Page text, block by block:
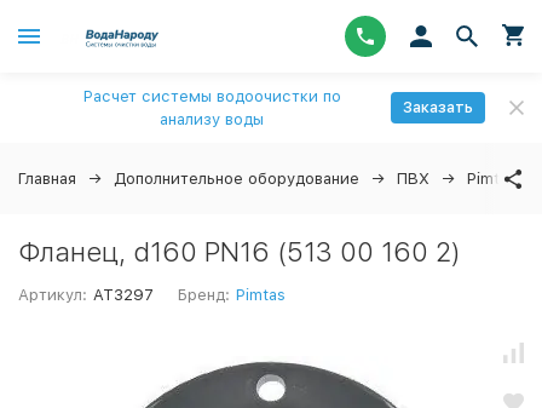
Расчет системы водоочистки по
анализу воды
Заказать
Главная Дополнительное оборудование ПВХ Pimtas
Фланец, d160 PN16 (513 00 160 2)
Артикул: AT3297 Бренд: Pimtas